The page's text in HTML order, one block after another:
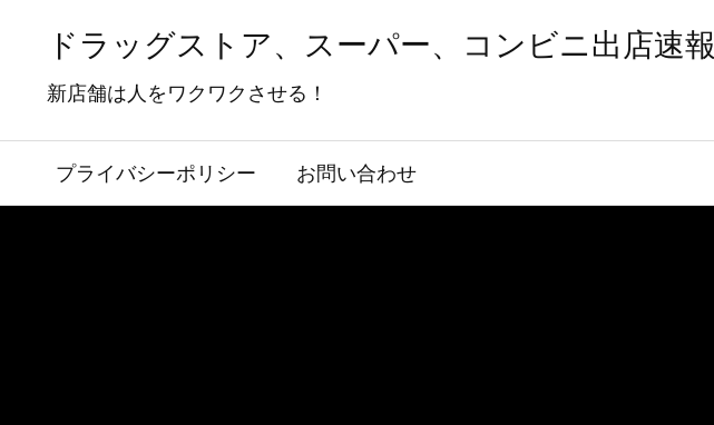
ドラッグストア、スーパー、コンビニ出店速報
新店舗は人をワクワクさせる！
プライバシーポリシー お問い合わせ